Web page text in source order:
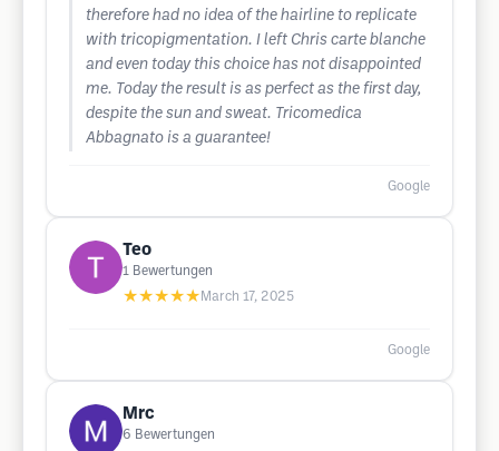
therefore had no idea of ​​the hairline to replicate
with tricopigmentation. I left Chris carte blanche
and even today this choice has not disappointed
me. Today the result is as perfect as the first day,
despite the sun and sweat. Tricomedica
Abbagnato is a guarantee!
Google
Teo
1 Bewertungen
★★★★★ March 17, 2025
Google
Mrc
6 Bewertungen